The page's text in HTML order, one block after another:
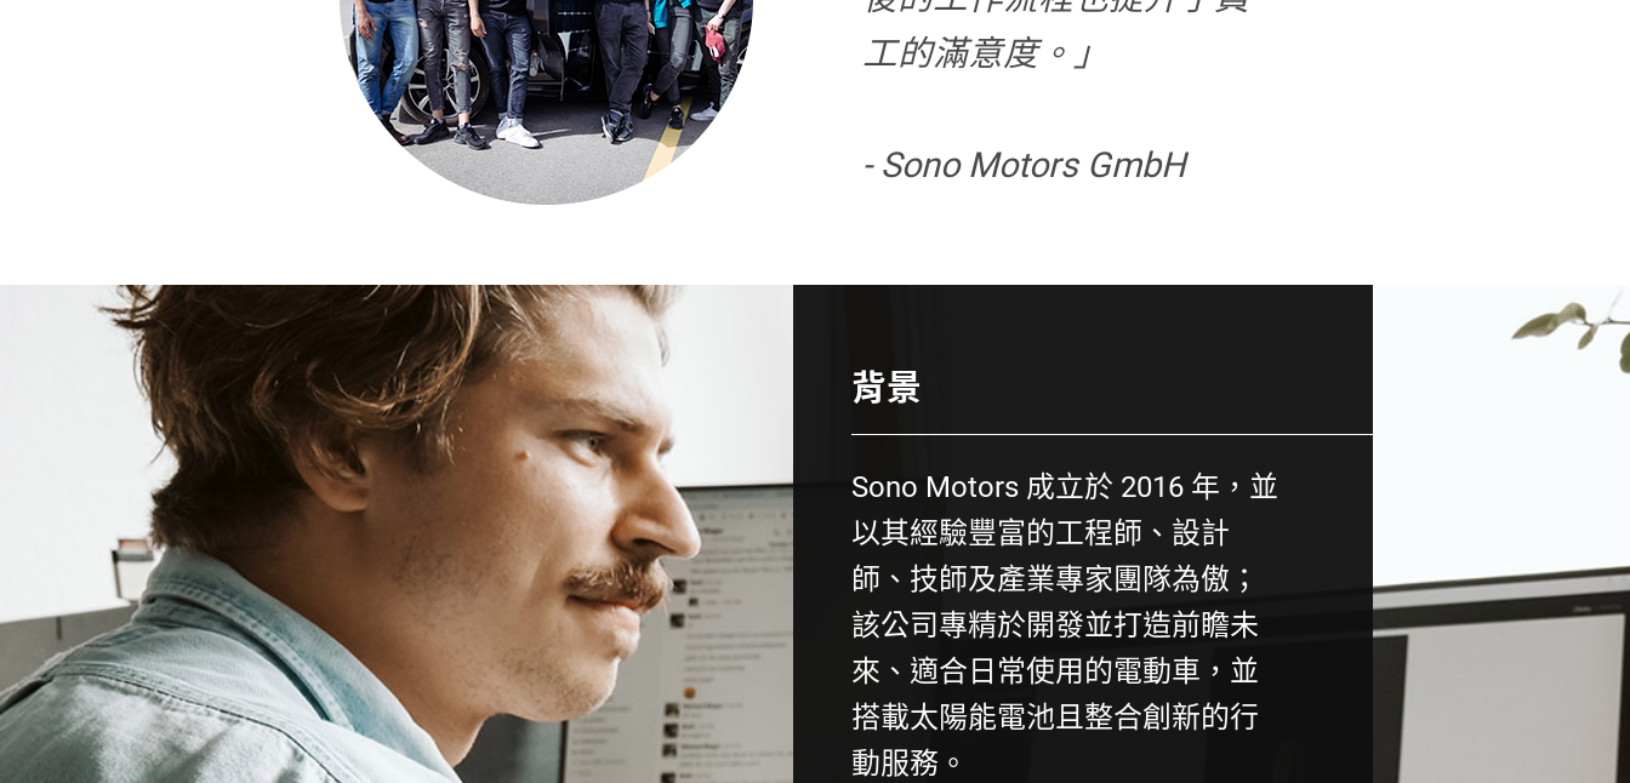
工的滿意度。」
- Sono Motors GmbH
背景
Sono Motors 成立於 2016 年，並
以其經驗豐富的工程師、設計
師、技師及產業專家團隊為傲；
該公司專精於開發並打造前瞻未
來、適合日常使用的電動車，並
搭載太陽能電池且整合創新的行
動服務。